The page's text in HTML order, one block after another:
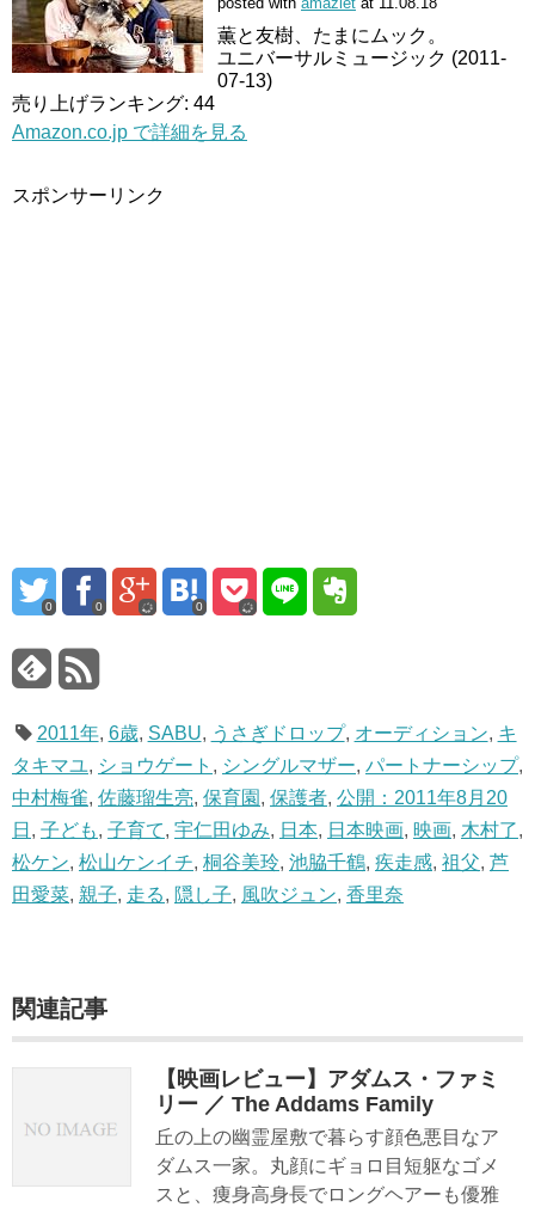
薫と友樹、たまにムック。
ユニバーサルミュージック (2011-
07-13)
売り上げランキング: 44
Amazon.co.jp で詳細を見る
スポンサーリンク
0 0 0
2011年, 6歳, SABU, うさぎドロップ, オーディション, キ
タキマユ, ショウゲート , シングルマザー, パートナーシップ,
中村梅雀, 佐藤瑠生亮, 保育園 , 保護者, 公開：2011年8月20
日 , 子ども, 子育て, 宇仁田ゆみ, 日本, 日本映画, 映画, 木村了,
松ケン, 松山ケンイチ, 桐谷美玲, 池脇千鶴, 疾走感, 祖父, 芦
田愛菜, 親子, 走る, 隠し子, 風吹ジュン, 香里奈
関連記事
【映画レビュー】アダムス・ファミ
リー ／ The Addams Family
丘の上の幽霊屋敷で暮らす顔色悪目なア
ダムス一家。丸顔にギョロ目短躯なゴメ
スと、痩身高身長でロングヘアーも優雅